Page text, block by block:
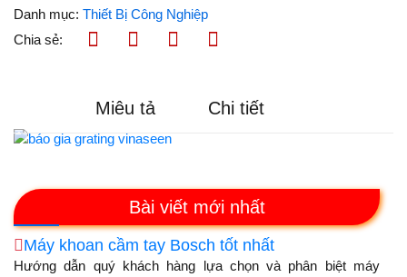
Danh mục: Thiết Bị Công Nghiệp
Chia sẻ:
Bài viết mới nhất
Máy khoan cầm tay Bosch tốt nhất
Hướng dẫn quý khách hàng lựa chọn và phân biệt máy
Miêu tả Chi tiết